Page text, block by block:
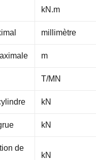
kN.m
millimètre
m
T/MN
kN
kN
de
kN